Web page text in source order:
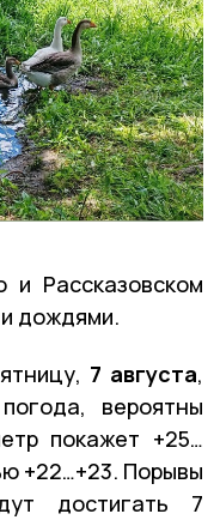
Рассказовском
дождями.
7 августа,
вероятны
покажет +25…
+22…+23. Порывы
достигать 7